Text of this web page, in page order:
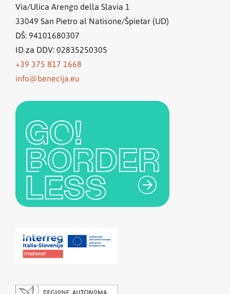
Via/Ulica Arengo della Slavia 1
33049 San Pietro al Natisone/Špietar (UD)
DŠ: 94101680307
ID za DDV: 02835250305
+39 375 817 1668
info@benecija.eu